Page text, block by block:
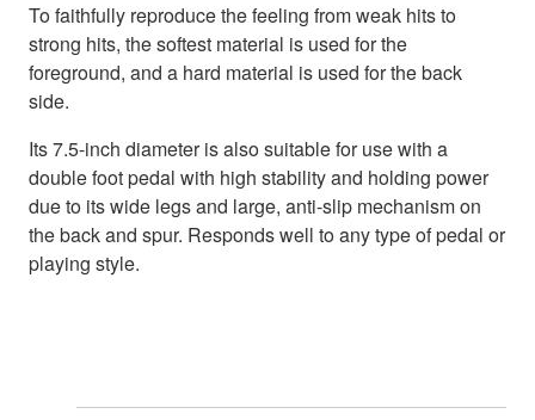
To faithfully reproduce the feeling from weak hits to
strong hits, the softest material is used for the
foreground, and a hard material is used for the back
side.
Its 7.5-inch diameter is also suitable for use with a
double foot pedal with high stability and holding power
due to its wide legs and large, anti-slip mechanism on
the back and spur. Responds well to any type of pedal or
playing style.